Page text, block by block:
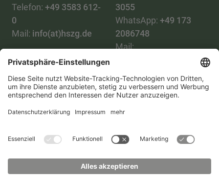
Telefon: +49 3583 612-
0
Mail: info(at)hszg.de
3055
WhatsApp: +49 173
2086748
Mail:
Alle StudiengängeDatenschutz
TransparenzgesetzKontakt